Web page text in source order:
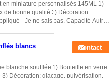
en miniature personnalisés 145ML 1)
de bonne qualité 3) Décoration:
- Je ne sais pas. Capacité Autres
blancs
Contact
blanche soufflée 1) Bouteille en verre
Décoration: glaçage, pulvérisation,